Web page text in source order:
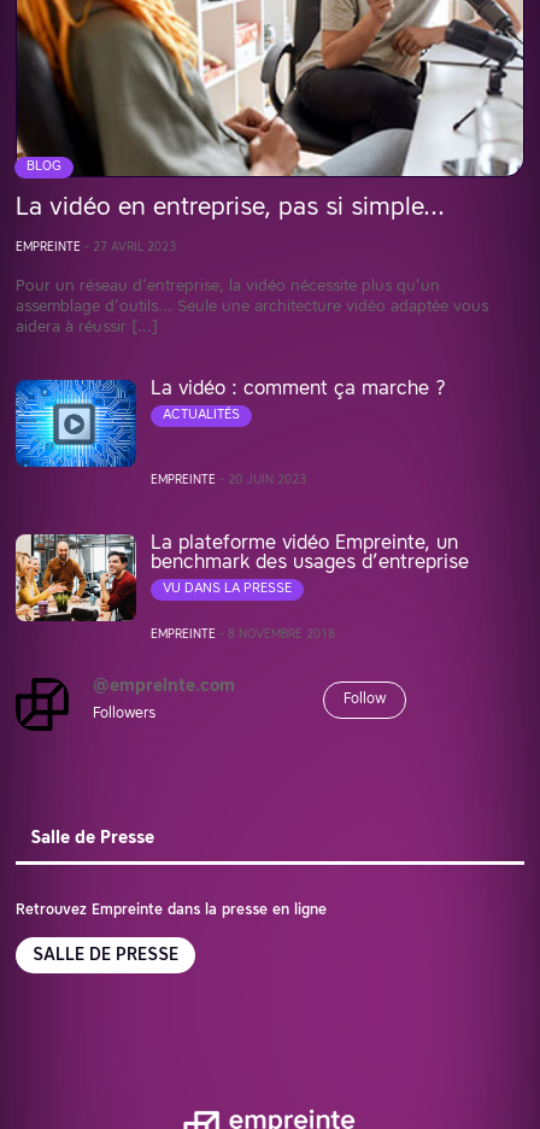
BLOG
La vidéo en entreprise, pas si simple…
EMPREINTE - 27 AVRIL 2023
Pour un réseau d’entreprise, la vidéo nécessite plus qu’un
assemblage d’outils… Seule une architecture vidéo adaptée vous
aidera à réussir […]
La vidéo : comment ça marche ?
ACTUALITÉS
EMPREINTE - 20 JUIN 2023
La plateforme vidéo Empreinte, un
benchmark des usages d’entreprise
VU DANS LA PRESSE
EMPREINTE -8 NOVEMBRE 2018
@empreinte.com
Followers
Follow
Salle de Presse
Retrouvez Empreinte dans la presse en ligne
SALLE DE PRESSE